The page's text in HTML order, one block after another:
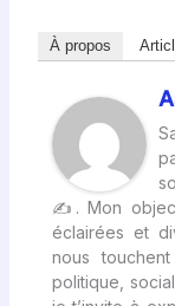
À propos
✍ . Mon
éclairées et
nous
politique,